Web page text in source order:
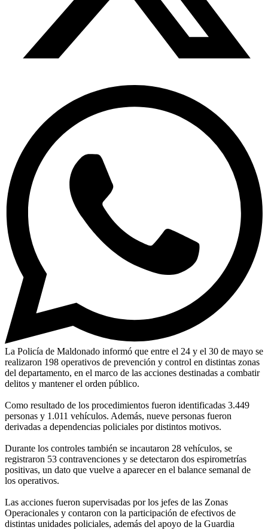
La Policía de Maldonado informó que entre el 24 y el 30 de mayo se
realizaron 198 operativos de prevención y control en distintas zonas
del departamento, en el marco de las acciones destinadas a combatir
delitos y mantener el orden público.
Como resultado de los procedimientos fueron identificadas 3.449
personas y 1.011 vehículos. Además, nueve personas fueron
derivadas a dependencias policiales por distintos motivos.
Durante los controles también se incautaron 28 vehículos, se
registraron 53 contravenciones y se detectaron dos espirometrías
positivas, un dato que vuelve a aparecer en el balance semanal de
los operativos.
Las acciones fueron supervisadas por los jefes de las Zonas
Operacionales y contaron con la participación de efectivos de
distintas unidades policiales, además del apoyo de la Guardia